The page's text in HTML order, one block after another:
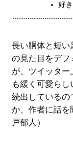
好
長い胴体と短い
の見た目をデフ
が、ツイッタ
も緩く可愛ら
続出しているの
か、作者に話を
戸郁人）